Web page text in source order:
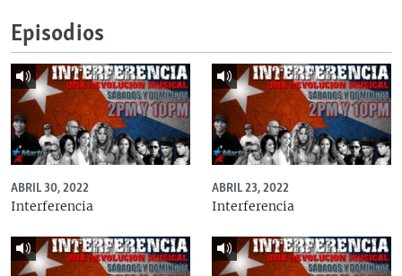
Episodios
ABRIL 30, 2022
Interferencia
ABRIL 23, 2022
Interferencia